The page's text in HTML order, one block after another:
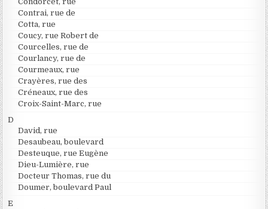
Contrai, rue de
Cotta, rue
Coucy, rue Robert de
Courcelles, rue de
Courlancy, rue de
Courmeaux, rue
Crayères, rue des
Créneaux, rue des
Croix-Saint-Marc, rue
D
David, rue
Desaubeau, boulevard
Desteuque, rue Eugène
Dieu-Lumière, rue
Docteur Thomas, rue du
Doumer, boulevard Paul
E